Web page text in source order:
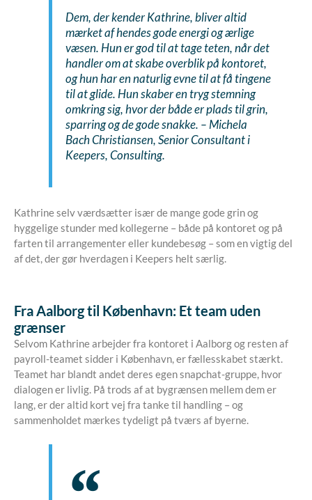
Dem, der kender Kathrine, bliver altid
mærket af hendes gode energi og ærlige
væsen. Hun er god til at tage teten, når det
handler om at skabe overblik på kontoret,
og hun har en naturlig evne til at få tingene
til at glide. Hun skaber en tryg stemning
omkring sig, hvor der både er plads til grin,
sparring og de gode snakke. – Michela
Bach Christiansen, Senior Consultant i
Keepers, Consulting.
Kathrine selv værdsætter især de mange gode grin og
hyggelige stunder med kollegerne – både på kontoret og på
farten til arrangementer eller kundebesøg – som en vigtig del
af det, der gør hverdagen i Keepers helt særlig.
Fra Aalborg til København: Et team uden
grænser
Selvom Kathrine arbejder fra kontoret i Aalborg og resten af
payroll-teamet sidder i København, er fællesskabet stærkt.
Teamet har blandt andet deres egen snapchat-gruppe, hvor
dialogen er livlig. På trods af at bygrænsen mellem dem er
lang, er der altid kort vej fra tanke til handling – og
sammenholdet mærkes tydeligt på tværs af byerne.